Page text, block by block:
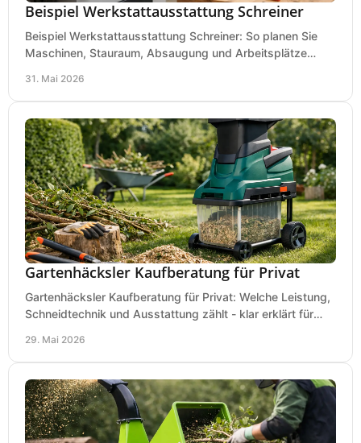
Beispiel Werkstattausstattung Schreiner
Beispiel Werkstattausstattung Schreiner: So planen Sie
Maschinen, Stauraum, Absaugung und Arbeitsplätze
31. Mai 2026
Gartenhäcksler Kaufberatung für Privat
Gartenhäcksler Kaufberatung für Privat: Welche Leistung,
Schneidtechnik und Ausstattung zählt - klar erklärt für
29. Mai 2026